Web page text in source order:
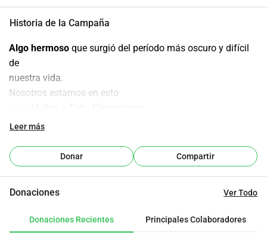
Historia de la Campaña
Algo hermoso que surgió del período más oscuro y difícil
de
nuestra vida.
Nosotros estamos en esto
Klingenberg (8) .
un accidente de tráfico.
Fuimos muy bien atendidos por muchas personas a
Leer más
Donar Compartir
Donaciones Ver Todo
Donaciones Recientes Principales Colaboradores